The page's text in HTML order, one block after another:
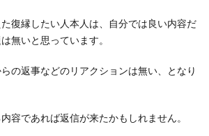
復縁したい人本人は、自分では良い内容だ
無いと思っています。
の返事などのリアクションは無い、となり
容であれば返信が来たかもしれません。